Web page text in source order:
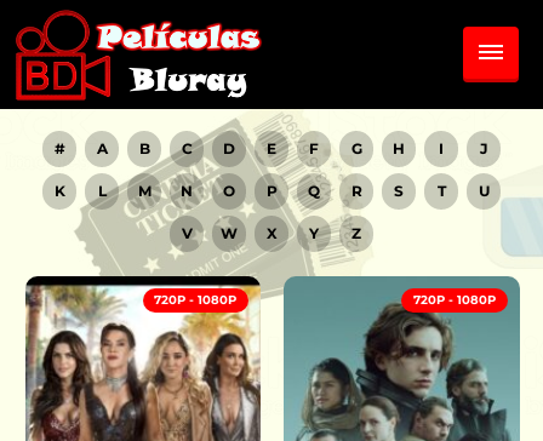
# A B C D E F G H I J
K L M N O P Q R S T U
V W X Y Z
720P - 1080P 720P - 1080P